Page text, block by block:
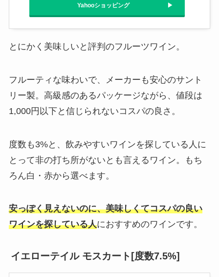
Yahooショッピング
とにかく美味しいと評判のフルーツワイン。
フルーティな味わいで、メーカーも安心のサント
リー製。高級感のあるパッケージながら、値段は
1,000円以下と信じられないコスパの良さ。
度数も3%と、飲みやすいワインを探している人に
とって非の打ち所がないとも言えるワイン。もち
ろん白・赤から選べます。
安っぽく見えないのに、美味しくてコスパの良い
ワインを探している人におすすめのワインです。
イエローテイル モスカート[度数7.5%]